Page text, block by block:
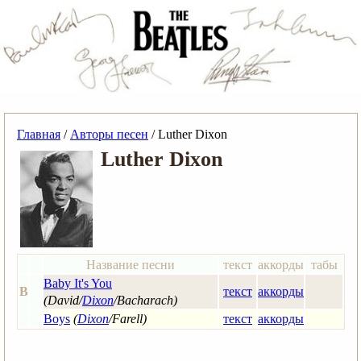
Главная / Авторы песен / Luther Dixon
Luther Dixon
Название песни текст аккорды табы
B
Baby It's You
(David/Dixon/Bacharach)
текст аккорды
Boys (Dixon/Farell) текст аккорды